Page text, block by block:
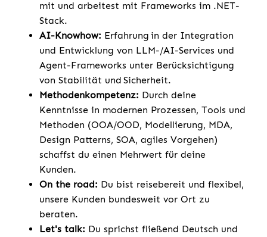
mit und arbeitest mit Frameworks im .NET-
Stack.
AI-Knowhow: Erfahrung in der Integration
und Entwicklung von LLM-/AI-Services und
Agent-Frameworks unter Berücksichtigung
von Stabilität und Sicherheit.
Methodenkompetenz: Durch deine
Kenntnisse in modernen Prozessen, Tools und
Methoden (OOA/OOD, Modellierung, MDA,
Design Patterns, SOA, agiles Vorgehen)
schaffst du einen Mehrwert für deine
Kunden.
On the road: Du bist reisebereit und flexibel,
unsere Kunden bundesweit vor Ort zu
beraten.
Let's talk: Du sprichst fließend Deutsch und